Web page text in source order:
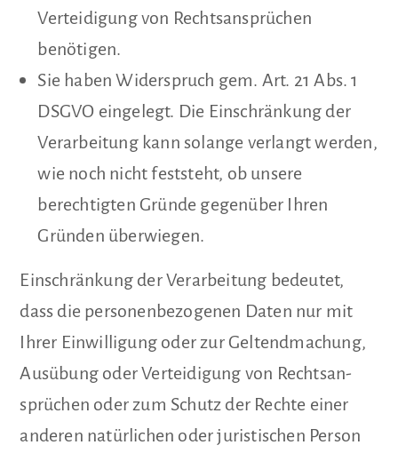
Verteidigung von Rechtsansprüchen
benötigen.
Sie haben Widerspruch gem. Art. 21 Abs. 1
DSGVO eingelegt. Die Einschränkung der
Verarbeitung kann solange verlangt werden,
wie noch nicht feststeht, ob unsere
berechtigten Gründe gegenüber Ihren
Gründen überwiegen.
Einschränkung der Verarbeitung bedeutet,
dass die personenbezogenen Daten nur mit
Ihrer Einwilligung oder zur Geltendmachung,
Ausübung oder Verteidigung von Rechtsan­
sprüchen oder zum Schutz der Rechte einer
anderen natürlichen oder juristischen Person